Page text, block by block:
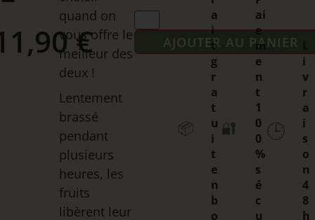
€
quand on
vous offre le
meilleur des
deux !
Lentement
brassé
pendant
plusieurs
heures, les
fruits
libèrent leur
AJOUTER AU PANIER
📦
a
i
t
g
r
a
t
u
i
t
e
n
b
o
🔐
ai
e
m
e
n
t
1
0
0
%
s
é
c
u
🕒
i
v
r
a
i
s
o
n
4
8
h